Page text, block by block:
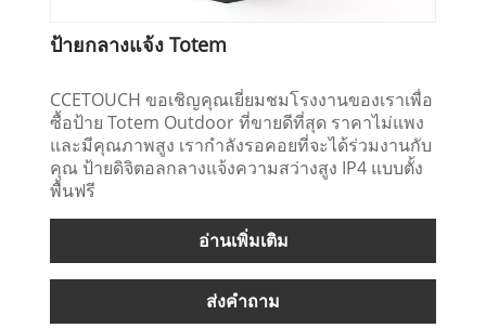
ป้ายกลางแจ้ง Totem
CCETOUCH ขอเชิญคุณเยี่ยมชมโรงงานของเราเพื่อ
ซื้อป้าย Totem Outdoor ที่ขายดีที่สุด ราคาไม่แพง
และมีคุณภาพสูง เรากำลังรอคอยที่จะได้ร่วมงานกับ
คุณ ป้ายดิจิตอลกลางแจ้งความสว่างสูง IP4 แบบตั้ง
พื้นฟรี
อ่านเพิ่มเติม
ส่งคำถาม